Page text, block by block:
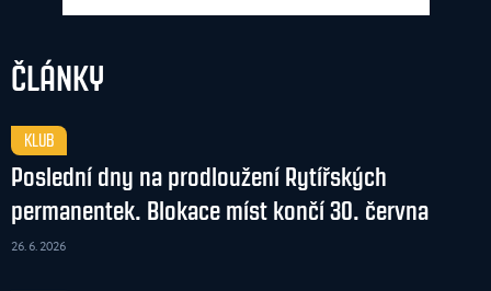
ČLÁNKY
KLUB
Poslední dny na prodloužení Rytířských
permanentek. Blokace míst končí 30. června
26. 6. 2026